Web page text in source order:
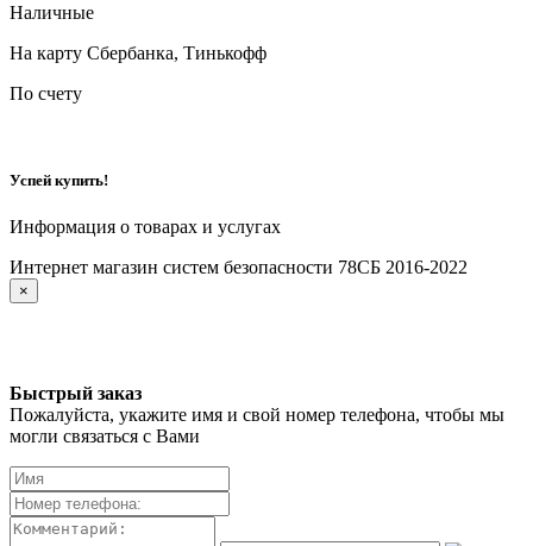
Наличные
На карту Сбербанка, Тинькофф
По счету
Успей купить!
Информация о товарах и услугах
Интернет магазин систем безопасности 78СБ 2016-2022
×
Быстрый заказ
Пожалуйста, укажите имя и свой номер телефона, чтобы мы
могли связаться с Вами